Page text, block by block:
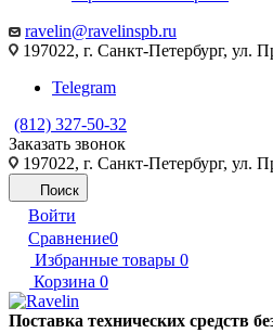
ravelin@ravelinspb.ru
197022, г. Санкт-Петербург, ул.
Telegram
(812) 327-50-32
Заказать звонок
197022, г. Санкт-Петербург, ул.
Поиск
Войти
Сравнение0
Избранные товары 0
Корзина 0
Поставка технических средств